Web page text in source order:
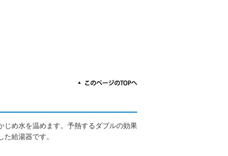
じめ水を温めます。予熱するダブルの効果
給湯器です。